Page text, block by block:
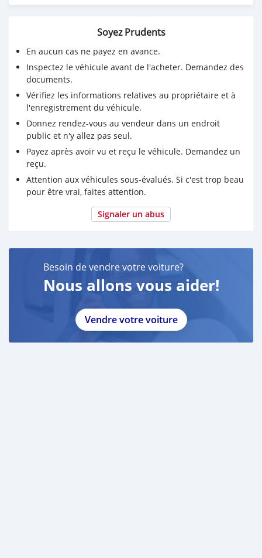
Perfect bike for everyday use.
Reason for sale: Want to buy something more off-road.
Please whatsapp +79267750853
Soyez Prudents
En aucun cas ne payez en avance.
Inspectez le véhicule avant de l'acheter. Demandez des
documents.
Vérifiez les informations relatives au propriétaire et à
l'enregistrement du véhicule.
Donnez rendez-vous au vendeur dans un endroit
public et n'y allez pas seul.
Payez après avoir vu et reçu le véhicule. Demandez un
reçu.
Attention aux véhicules sous-évalués. Si c'est trop beau
pour être vrai, faites attention.
Signaler un abus
Besoin de vendre votre voiture?
Nous allons vous aider!
Vendre votre voiture